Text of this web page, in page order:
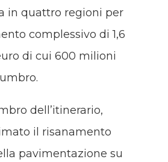
in quattro regioni per
complessivo di 1,6
di cui 600 milioni
dell’itinerario,
il risanamento
pavimentazione su